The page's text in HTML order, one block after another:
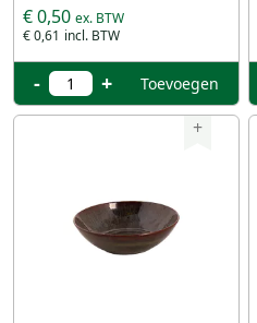
€ 0,61
€ 0,50
- + Toevoegen
+